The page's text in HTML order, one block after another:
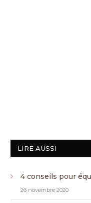
LIRE AUSSI
4 conseils pour
26 novembre 2020